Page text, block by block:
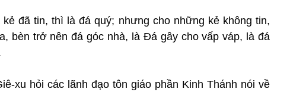
kẻ đã tin, thì là đá quý; nhưng cho những kẻ không tin,
bèn trở nên đá góc nhà, là Đá gây cho vấp váp, là đá
xu hỏi các lãnh đạo tôn giáo phần Kinh Thánh nói về